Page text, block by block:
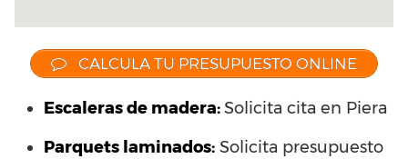
CALCULA TU PRESUPUESTO ONLINE
Escaleras de madera:Solicita cita en Piera
Parquets laminados: Solicita presupuesto